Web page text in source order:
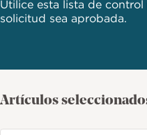
Utilice esta lista de
solicitud sea aprobada.
Artículos